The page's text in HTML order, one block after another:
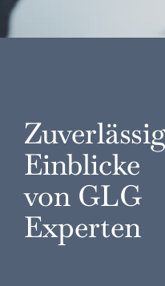
Einblicke
von GLG
Experten